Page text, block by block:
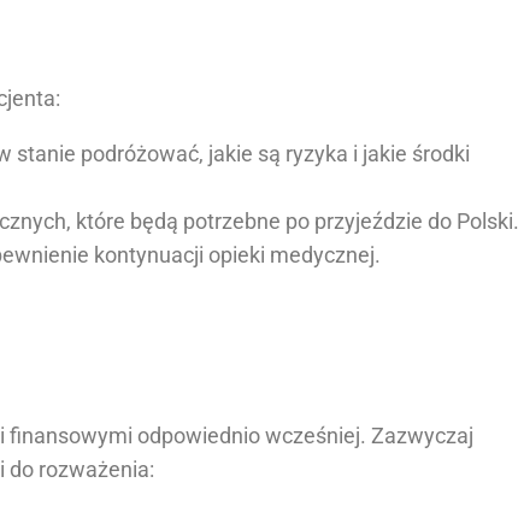
stanie podróżować, jakie są ryzyka i jakie środki
które będą potrzebne po przyjeździe do Polski.
kontynuacji opieki medycznej.
odpowiednio wcześniej. Zazwyczaj
do rozważenia: